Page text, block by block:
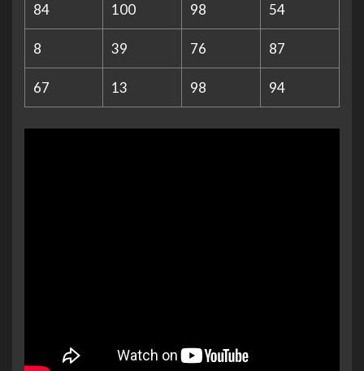
84 100 98 54
8 39 76 87
67 13 98 94